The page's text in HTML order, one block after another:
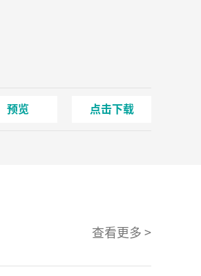
预览 点击下载
查看更多 >